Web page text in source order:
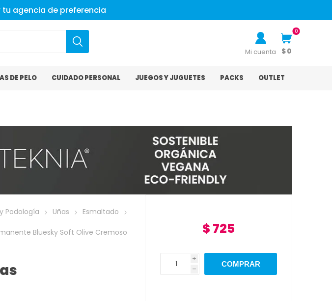
tu agencia de preferencia
Mi cuenta
0
$ 0
DE PELO CUIDADO PERSONAL JUEGOS Y JUGUETES PACKS OUTLET
Podología Uñas
Esmaltado
Bluesky Soft Olive Cremoso
$ 725
i
h